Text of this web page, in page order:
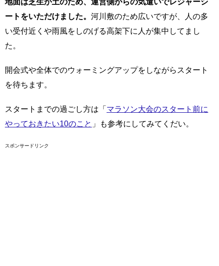
地面は芝生か土のため、運営側からの気遣いでレジャーシ
ートをいただけました。 河川敷のため広いですが、人の多
い受付近くや雨風をしのげる高架下に人が集中してまし
た。
開会式や全体でのウォーミングアップをしながらスタート
を待ちます。
スタートまでの過ごし方は「 マラソン大会のスタート前に
やっておきたい10のこと 」も参考にしてみてくだい。
スポンサードリンク